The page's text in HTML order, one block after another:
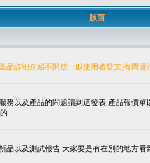
版面
品詳細介紹不開放一般使用者發文,有問題
務以及產品的問題請到這發表,產品報價
.
品以及測試報告,大家要是有在別的地方看